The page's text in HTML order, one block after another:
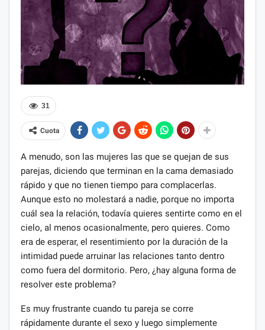
31
Cuota
A menudo, son las mujeres las que se quejan de sus
parejas, diciendo que terminan en la cama demasiado
rápido y que no tienen tiempo para complacerlas.
Aunque esto no molestará a nadie, porque no importa
cuál sea la relación, todavía quieres sentirte como en el
cielo, al menos ocasionalmente, pero quieres. Como
era de esperar, el resentimiento por la duración de la
intimidad puede arruinar las relaciones tanto dentro
como fuera del dormitorio. Pero, ¿hay alguna forma de
resolver este problema?
Es muy frustrante cuando tu pareja se corre
rápidamente durante el sexo y luego simplemente